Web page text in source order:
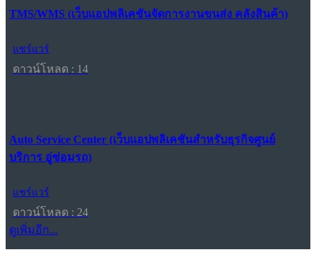
TMS/WMS (เว็บแอปพลิเคชันจัดการงานขนส่ง คลังสินค้า)
แชร์แวร์
ดาวน์โหลด : 14
Auto Service Center (เว็บแอปพลิเคชันสำหรับธุรกิจศูนย์
บริการ อู่ซ่อมรถ)
แชร์แวร์
ดาวน์โหลด : 24
ดูเพิ่มอีก...